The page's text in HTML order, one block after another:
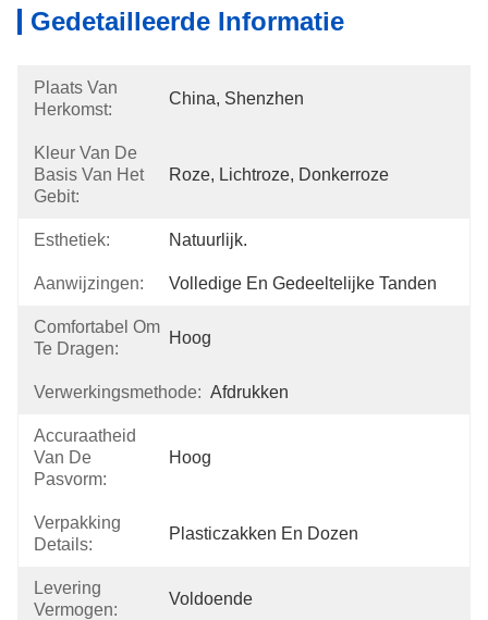
Gedetailleerde Informatie
Plaats Van
Herkomst:
China, Shenzhen
Kleur Van De
Basis Van Het
Gebit:
Roze, Lichtroze, Donkerroze
Esthetiek: Natuurlijk.
Aanwijzingen: Volledige En Gedeeltelijke Tanden
Comfortabel Om
Te Dragen:
Hoog
Verwerkingsmethode: Afdrukken
Accuraatheid
Van De
Pasvorm:
Hoog
Verpakking
Details:
Plasticzakken En Dozen
Levering
Vermogen:
Voldoende